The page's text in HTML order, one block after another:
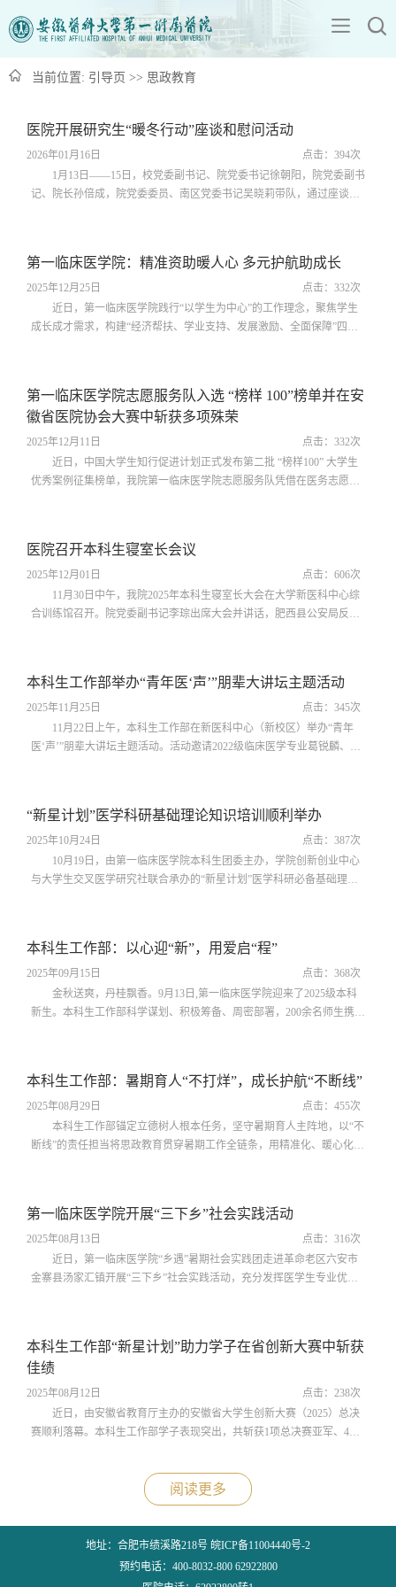
当前位置: 引导页 >> 思政教育
医院开展研究生“暖冬行动”座谈和慰问活动
2026年01月16日 点击： 394次
1月13日——15日，校党委副书记、院党委书记徐朝阳，院党委副书
记、院长孙倍成，院党委委员、南区党委书记吴晓莉带队，通过座谈交
做好临床、科研工作。同时强调，有困难和需求要及时沟通反馈，医院
将始终坚守育人初心，全力做好...
第一临床医学院：精准资助暖人心 多元护航助成长
2025年12月25日 点击： 332次
近日，第一临床医学院践行“以学生为中心”的工作理念，聚焦学生
成长成才需求，构建“经济帮扶、学业支持、发展激励、全面保障”四位
生考试临近之时，深入实习点、自习室、学生宿舍，为备考学子送上包
含水果、营养食品和学习用...
第一临床医学院志愿服务队入选 “榜样 100”榜单并在安
徽省医院协会大赛中斩获多项殊荣
2025年12月11日 点击： 332次
近日，中国大学生知行促进计划正式发布第二批 “榜样100” 大学生
优秀案例征集榜单，我院第一临床医学院志愿服务队凭借在医务志愿服
已从全省44个入围项目中脱颖而出，一举斩获一等奖1项、二等奖2项、
三等奖1项、优秀奖1项，双线...
医院召开本科生寝室长会议
2025年12月01日 点击： 606次
11月30日中午，我院2025年本科生寝室长大会在大学新医科中心综
合训练馆召开。院党委副书记李琮出席大会并讲话，肥西县公安局反诈
挑战，他指出，寝室不仅是学生在校期间的生活港湾，更是锤炼品德、
涵养医德的重要阵地，是同学...
本科生工作部举办“青年医‘声’”朋辈大讲坛主题活动
2025年11月25日 点击： 345次
11月22日上午，本科生工作部在新医科中心（新校区）举办“青年
医‘声’”朋辈大讲坛主题活动。活动邀请2022级临床医学专业葛锐麟、陶
了本科生参与科研与双创赛事的完整路径，围绕“科研怎么做”和“比赛怎
么打”两大模块，以科...
“新星计划”医学科研基础理论知识培训顺利举办
2025年10月24日 点击： 387次
10月19日，由第一临床医学院本科生团委主办，学院创新创业中心
与大学生交叉医学研究社联合承办的“新星计划”医学科研必备基础理论
深入思考科研入门路径。随后，他围绕学术论文基础知识、文献检索与
阅读方法、论文结构与...
本科生工作部：以心迎“新”，用爱启“程”
2025年09月15日 点击： 368次
金秋送爽，丹桂飘香。9月13日,第一临床医学院迎来了2025级本科
新生。本科生工作部科学谋划、积极筹备、周密部署，200余名师生携手
到来，特别准备了富有特色的“迎新大礼包”：定制文化衫、卡套、帆布
包彰显学院文化，“新生手册”...
本科生工作部：暑期育人“不打烊”，成长护航“不断线”
2025年08月29日 点击： 455次
本科生工作部锚定立德树人根本任务，坚守暑期育人主阵地，以“不
断线”的责任担当将思政教育贯穿暑期工作全链条，用精准化、暖心化、
一策”就业帮扶等举措，从多个维度为毕业生拓宽就业渠道。期间，该部
门还创新开展“学...
第一临床医学院开展“三下乡”社会实践活动
2025年08月13日 点击： 316次
近日，第一临床医学院“乡遇”暑期社会实践团走进革命老区六安市
金寨县汤家汇镇开展“三下乡”社会实践活动，充分发挥医学生专业优
健康状况调研，并走访探望癌症患者家庭。设计并发放体重管理、慢性
病预防知识手册200余份，组织...
本科生工作部“新星计划”助力学子在省创新大赛中斩获
佳绩
2025年08月12日 点击： 238次
近日，由安徽省教育厅主办的安徽省大学生创新大赛（2025）总决
赛顺利落幕。本科生工作部学子表现突出，共斩获1项总决赛亚军、4项
赛。其中，本科生工作部选送的项目凭借扎实的科研基础、创新的实践
思路脱颖而出，最终拿下4项省级金奖，其中“肾速护新——急性肾损伤
药物治疗的破局者”项目进入总决...
阅读更多
地址：合肥市绩溪路218号 皖ICP备11004440号-2
预约电话：400-8032-800 62922800